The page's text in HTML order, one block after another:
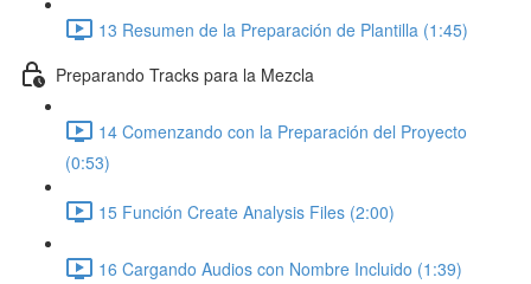
13 Resumen de la Preparación de Plantilla (1:45)
Preparando Tracks para la Mezcla
14 Comenzando con la Preparación del Proyecto
(0:53)
15 Función Create Analysis Files (2:00)
16 Cargando Audios con Nombre Incluido (1:39)